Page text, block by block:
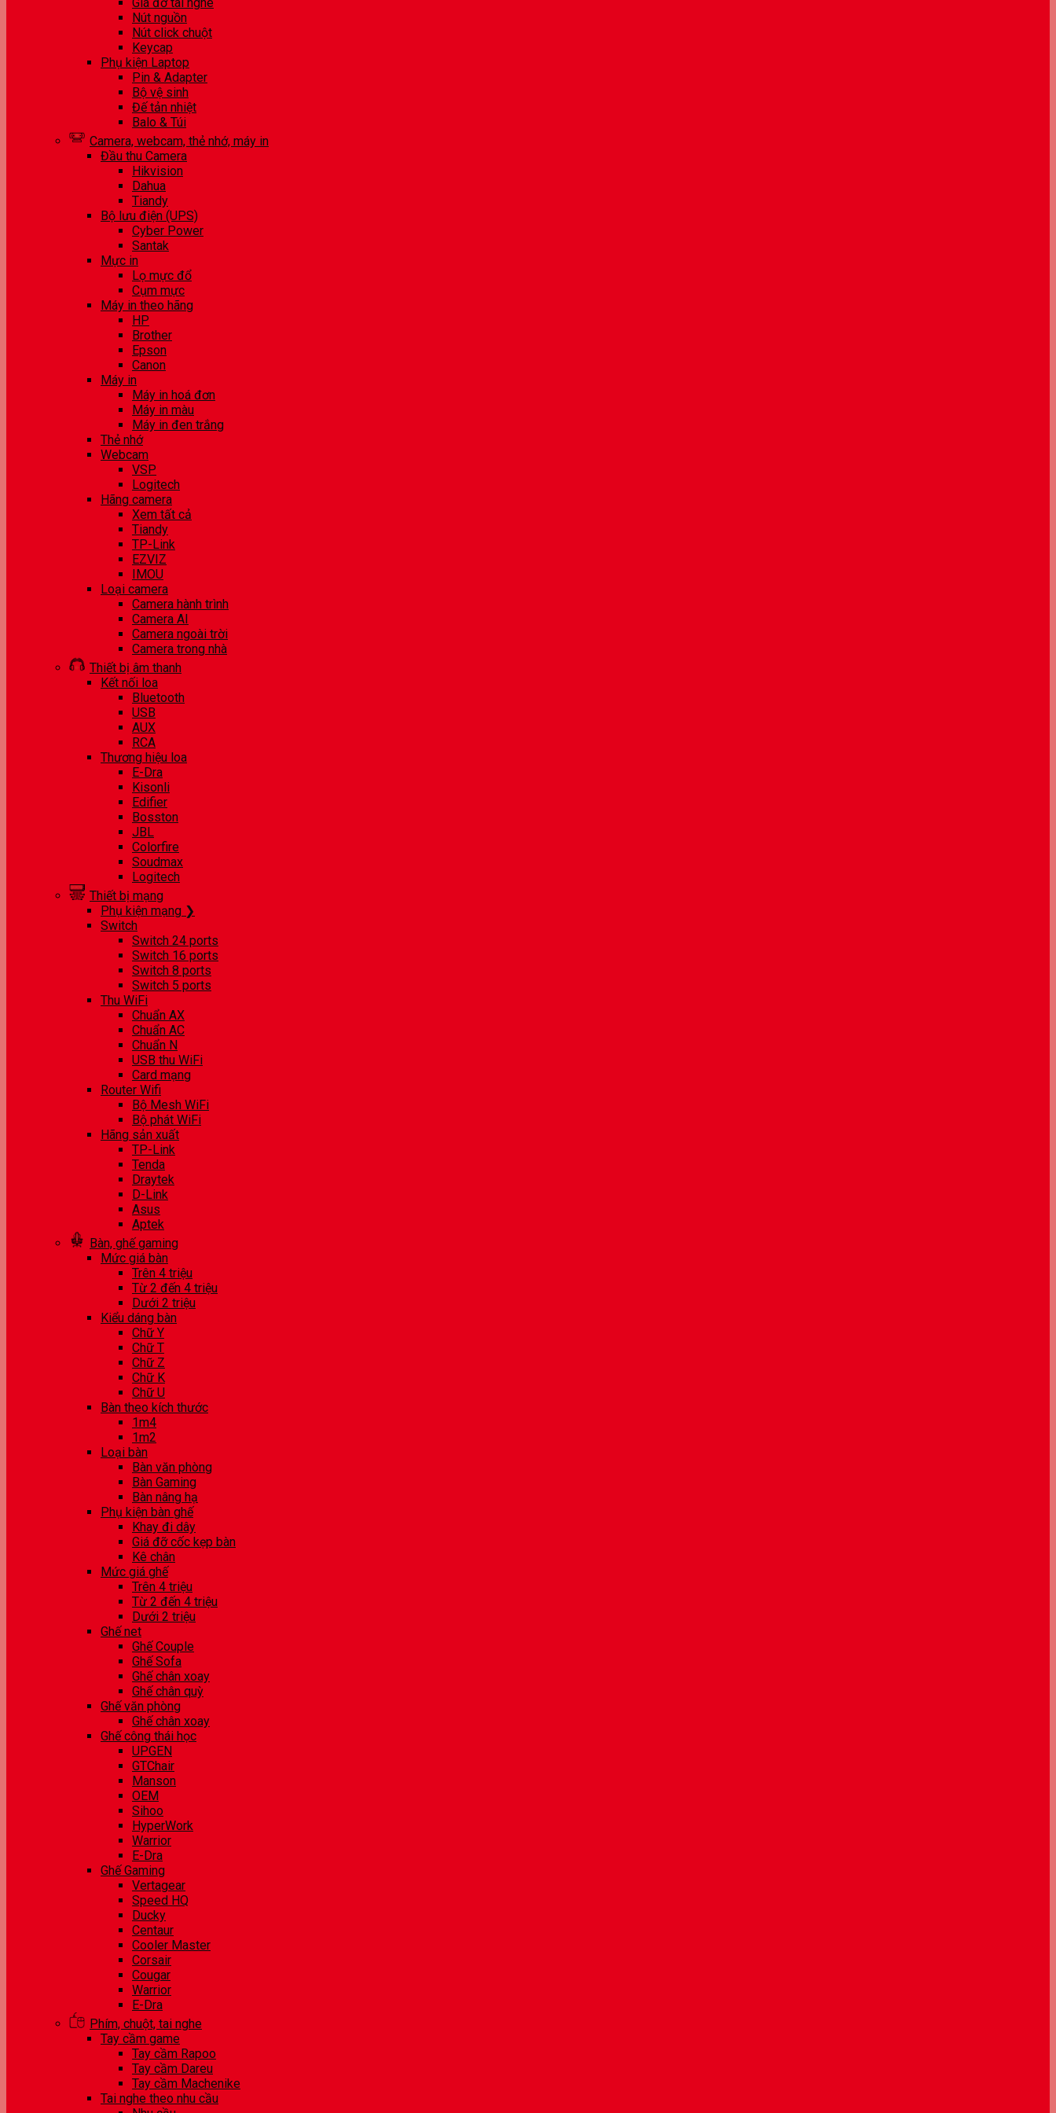
Nút nguồn
Nút click chuột
Keycap
Phụ kiện Laptop
Pin & Adapter
Bộ vệ sinh
Đế tản nhiệt
Balo & Túi
Camera, webcam, thẻ nhớ, máy in
Đầu thu Camera
Hikvision
Dahua
Tiandy
Bộ lưu điện (UPS)
Cyber Power
Santak
Mực in
Lọ mực đổ
Cụm mực
Máy in theo hãng
HP
Brother
Epson
Canon
Máy in
Máy in hoá đơn
Máy in màu
Máy in đen trắng
Thẻ nhớ
Webcam
VSP
Logitech
Hãng camera
Xem tất cả
Tiandy
TP-Link
EZVIZ
IMOU
Loại camera
Camera hành trình
Camera AI
Camera ngoài trời
Camera trong nhà
Thiết bị âm thanh
Kết nối loa
Bluetooth
USB
AUX
RCA
Thương hiệu loa
E-Dra
Kisonli
Edifier
Bosston
JBL
Colorfire
Soudmax
Logitech
Thiết bị mạng
Phụ kiện mạng ❯
Switch
Switch 24 ports
Switch 16 ports
Switch 8 ports
Switch 5 ports
Thu WiFi
Chuẩn AX
Chuẩn AC
Chuẩn N
USB thu WiFi
Card mạng
Router Wifi
Bộ Mesh WiFi
Bộ phát WiFi
Hãng sản xuất
TP-Link
Tenda
Draytek
D-Link
Asus
Aptek
Bàn, ghế gaming
Mức giá bàn
Trên 4 triệu
Từ 2 đến 4 triệu
Dưới 2 triệu
Kiểu dáng bàn
Chữ Y
Chữ T
Chữ Z
Chữ K
Chữ U
Bàn theo kích thước
1m4
1m2
Loại bàn
Bàn văn phòng
Bàn Gaming
Bàn nâng hạ
Phụ kiện bàn ghế
Khay đi dây
Giá đỡ cốc kẹp bàn
Kê chân
Mức giá ghế
Trên 4 triệu
Từ 2 đến 4 triệu
Dưới 2 triệu
Ghế net
Ghế Couple
Ghế Sofa
Ghế chân xoay
Ghế chân quỳ
Ghế văn phòng
Ghế chân xoay
Ghế công thái học
UPGEN
GTChair
Manson
OEM
Sihoo
HyperWork
Warrior
E-Dra
Ghế Gaming
Vertagear
Speed HQ
Ducky
Centaur
Cooler Master
Corsair
Cougar
Warrior
E-Dra
Phím, chuột, tai nghe
Tay cầm game
Tay cầm Rapoo
Tay cầm Dareu
Tay cầm Machenike
Tai nghe theo nhu cầu